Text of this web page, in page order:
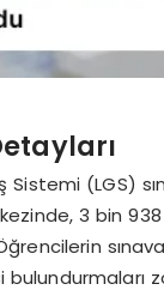
(LGS)
3 bin